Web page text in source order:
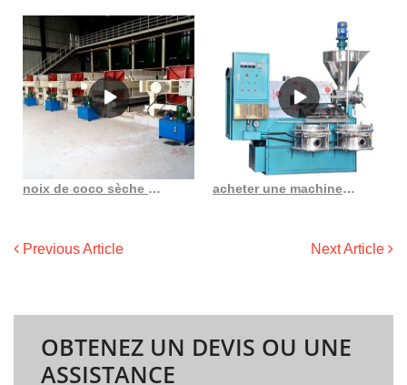
noix de coco sèche pour presse à huile au Gabon acheter une machine à huile de sésame une machine d’extraction d’huile de graines d’arachide
Previous Article Next Article
OBTENEZ UN DEVIS OU UNE
ASSISTANCE